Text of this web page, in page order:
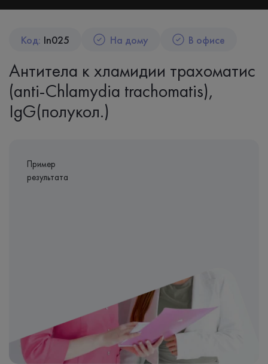
Код: In025 На дому В офисе
Антитела к хламидии трахоматис
(anti-Chlamydia trachomatis),
IgG(полукол.)
Пример
результата